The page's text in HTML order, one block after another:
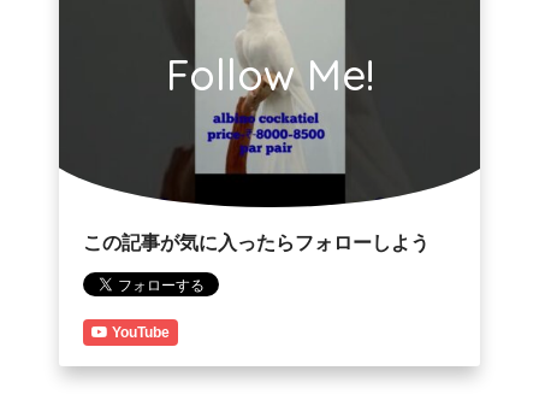
Follow Me!
この記事が気に入ったらフォローしよう
YouTube